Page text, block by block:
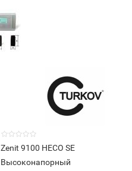
Zenit 9100 HECO SE
Высоконапорный